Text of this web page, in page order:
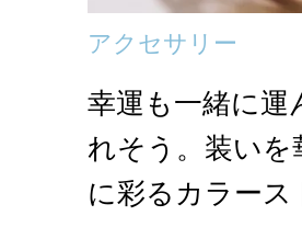
アクセサリー
幸運も一緒に運
れそう。装いを
に彩るカラース